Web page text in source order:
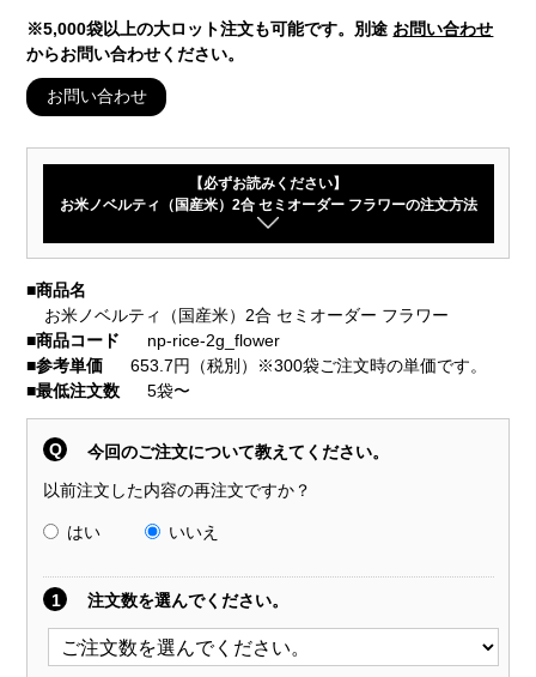
※5,000袋以上の大ロット注文も可能です。別途 お問い合わせ
からお問い合わせください。
お問い合わせ
【必ずお読みください】
お米ノベルティ（国産米）2合 セミオーダー フラワーの注文方法
■商品名
お米ノベルティ（国産米）2合 セミオーダー フラワー
■商品コード
np-rice-2g_flower
■参考単価
653.7円（税別）※300袋ご注文時の単価です。
■最低注文数 5袋〜
Q 今回のご注文について教えてください。
以前注文した内容の再注文ですか？
はい いいえ
1 注文数を選んでください。